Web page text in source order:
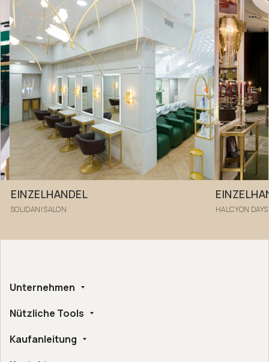
EINZELHANDEL
SOLIDANI SALON HALCYON
Unternehmen
Über uns
Ethische und Umweltbezogene Zertifizierungen
Nützliche Tools
Whistleblowing
Kaufanleitung